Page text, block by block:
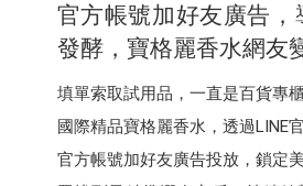
官方帳號加好友廣告，
發酵，寶格麗香水網友
填單索取試用品，一直是百貨專
國際精品寶格麗香水，透過LINE
官方帳號加好友廣告投放，鎖定